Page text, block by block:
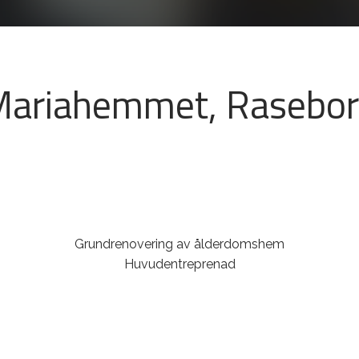
Grundrenovering av ålderdomshem
Huvudentreprenad